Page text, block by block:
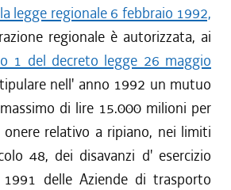
legge regionale 6 febbraio 1992,
regionale è autorizzata, ai
1 del decreto legge 26 maggio
nell' anno 1992 un mutuo
di lire 15.000 milioni per
relativo a ripiano, nei limiti
48, dei disavanzi d' esercizio
delle Aziende di trasporto